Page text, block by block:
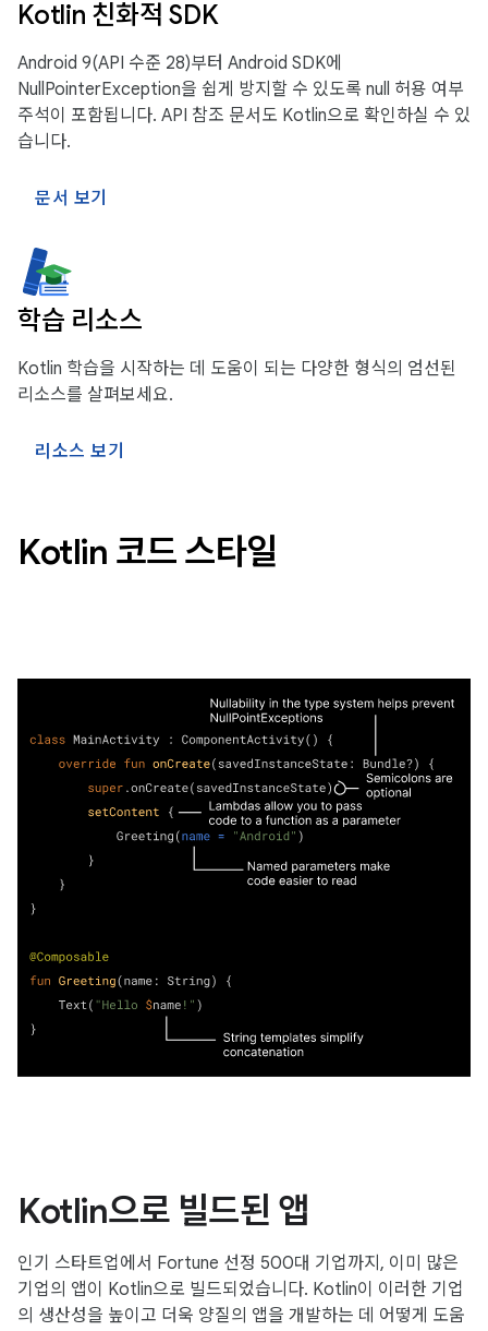
Kotlin 친화적 SDK
Android 9(API 수준 28)부터 Android SDK에
NullPointerException을 쉽게 방지할 수 있도록 null 허용 여부
주석이 포함됩니다. API 참조 문서도 Kotlin으로 확인하실 수 있
습니다.
문서 보기
학습 리소스
Kotlin 학습을 시작하는 데 도움이 되는 다양한 형식의 엄선된
리소스를 살펴보세요.
리소스 보기
Kotlin 코드 스타일
Kotlin으로 빌드된 앱
인기 스타트업에서 Fortune 선정 500대 기업까지, 이미 많은
기업의 앱이 Kotlin으로 빌드되었습니다. Kotlin이 이러한 기업
의 생산성을 높이고 더욱 양질의 앱을 개발하는 데 어떻게 도움